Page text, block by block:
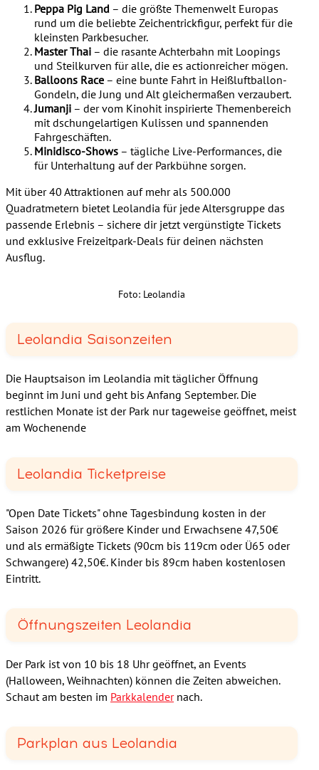
Peppa Pig Land – die größte Themenwelt Europas
rund um die beliebte Zeichentrickfigur, perfekt für die
kleinsten Parkbesucher.
Master Thai – die rasante Achterbahn mit Loopings
und Steilkurven für alle, die es actionreicher mögen.
Balloons Race – eine bunte Fahrt in Heißluftballon-
Gondeln, die Jung und Alt gleichermaßen verzaubert.
Jumanji – der vom Kinohit inspirierte Themenbereich
mit dschungelartigen Kulissen und spannenden
Fahrgeschäften.
Minidisco-Shows – tägliche Live-Performances, die
für Unterhaltung auf der Parkbühne sorgen.
Mit über 40 Attraktionen auf mehr als 500.000
Quadratmetern bietet Leolandia für jede Altersgruppe das
passende Erlebnis – sichere dir jetzt vergünstigte Tickets
und exklusive Freizeitpark-Deals für deinen nächsten
Ausflug.
Foto: Leolandia
Leolandia Saisonzeiten
Die Hauptsaison im Leolandia mit täglicher Öffnung
beginnt im Juni und geht bis Anfang September. Die
restlichen Monate ist der Park nur tageweise geöffnet, meist
am Wochenende
Leolandia Ticketpreise
"Open Date Tickets" ohne Tagesbindung kosten in der
Saison 2026 für größere Kinder und Erwachsene 47,50€
und als ermäßigte Tickets (90cm bis 119cm oder Ü65 oder
Schwangere) 42,50€. Kinder bis 89cm haben kostenlosen
Eintritt.
Öffnungszeiten Leolandia
Der Park ist von 10 bis 18 Uhr geöffnet, an Events
(Halloween, Weihnachten) können die Zeiten abweichen.
Schaut am besten im Parkkalendernach.
Parkplan aus Leolandia